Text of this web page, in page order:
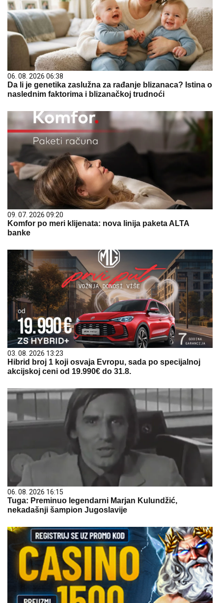
06. 08. 2026 06:38
Da li je genetika zaslužna za rađanje blizanaca? Istina o
naslednim faktorima i blizanačkoj trudnoći
09. 07. 2026 09:20
Komfor po meri klijenata: nova linija paketa ALTA
banke
03. 08. 2026 13:23
Hibrid broj 1 koji osvaja Evropu, sada po specijalnoj
akcijskoj ceni od 19.990€ do 31.8.
06. 08. 2026 16:15
Tuga: Preminuo legendarni Marjan Kulundžić,
nekadašnji šampion Jugoslavije